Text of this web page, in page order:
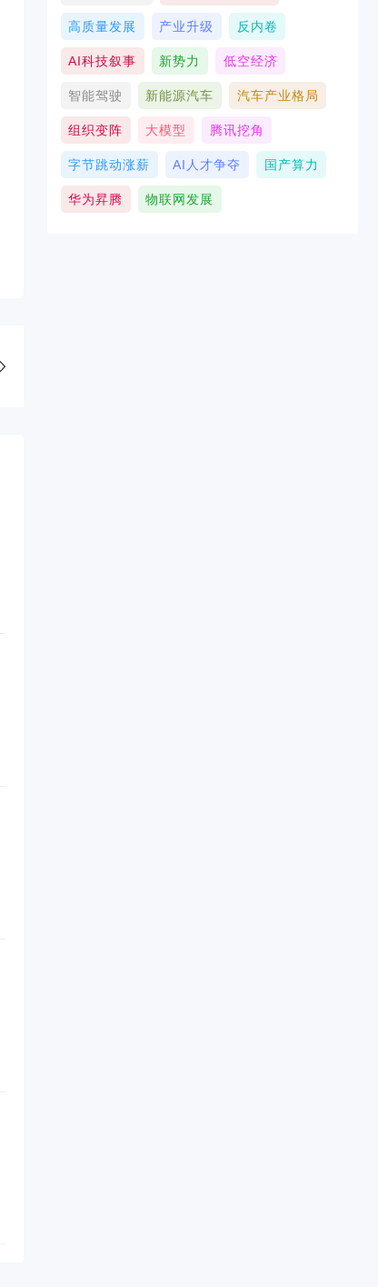
高质量发展 产业升级 反内卷
AI科技叙事 新势力 低空经济
智能驾驶 新能源汽车 汽车产业格局
组织变阵 大模型 腾讯挖角
字节跳动涨薪 AI人才争夺 国产算力
华为昇腾 物联网发展